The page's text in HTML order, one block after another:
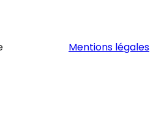
Mentions légales